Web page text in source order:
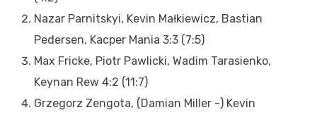
Nazar Parnitskyi, Kevin Małkiewicz, Bastian
Pedersen, Kacper Mania 3:3 (7:5)
Max Fricke, Piotr Pawlicki, Wadim Tarasienko,
Keynan Rew 4:2 (11:7)
Grzegorz Zengota, (Damian Miller -) Kevin